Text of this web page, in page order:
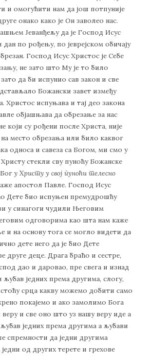
и омогућити нам да још потпуније
онако како је Он заволео нас.
Јеванђељу да је Господ Исус
по рођењу, по јеврејском обичају
Господ Исус Христос је Себе
не зато што Му је то било
да би испунио сав закон и све
Божански завет између
Христос испуњава и тај део закона
објашњава да обрезање за нас
који су рођени после Христа, није
на место обрезања или било каквог
односа и савеза са Богом, ми смо у
стекли сву пуноћу Божанске
у Христу у свој пуноћи телесно
апостол Павле. Господ Исус
Дете био испуњен премудрошћу
у синагоги чудили Његовим
одговорима као шта нам каже
и на основу тога се могло видети да
дете него да је био Дете
друге деце. Драга браћо и сестре,
дао и даровао, пре свега и изнад
љубав једних према другима, слогу,
срца какву можемо добити само
покајемо и ако замолимо Бога
веру и све оно што уз нашу веру иде а
љубав једних према другима а љубави
спремности да једни другима
од других терете и грехове